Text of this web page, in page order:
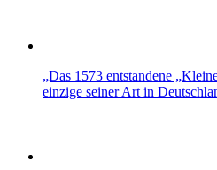
„Das 1573 entstandene
einzige seiner Art in